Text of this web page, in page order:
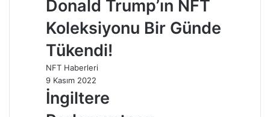
Donald Trump’ın NFT
Koleksiyonu Bir Günde
Tükendi!
NFT Haberleri
9 Kasım 2022
İngiltere